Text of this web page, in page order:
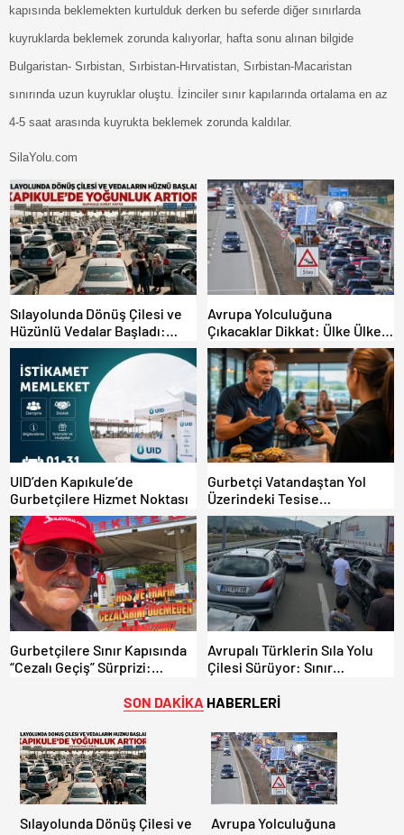
kapısında beklemekten kurtulduk derken bu seferde diğer sınırlarda
kuyruklarda beklemek zorunda kalıyorlar, hafta sonu alınan bilgide
Bulgaristan- Sırbistan, Sırbistan-Hırvatistan, Sırbistan-Macaristan
sınırında uzun kuyruklar oluştu. İzinciler sınır kapılarında ortalama en az
4-5 saat arasında kuyrukta beklemek zorunda kaldılar.
SilaYolu.com
Sılayolunda Dönüş Çilesi ve
Hüzünlü Vedalar Başladı:
Kapıkule’de Yoğunluk Artıyor!
Avrupa Yolculuğuna
Çıkacaklar Dikkat: Ülke Ülke
Güncel Trafik Kuralları,
Avrupa Otoyol Hız Limitleri
UID’den Kapıkule’de
Gurbetçilere Hizmet Noktası
Gurbetçi Vatandaştan Yol
Üzerindeki Tesise
Dolandırıcılık İddiası:
“Hesabınızı Mutlaka Kontrol
Edin”
Gurbetçilere Sınır Kapısında
“Cezalı Geçiş” Sürprizi:
Avrupalı Türklerin Sıla Yolu
Çilesi Sürüyor: Sınır
Bekleyiş
SON DAKİKA HABERLERİ
Sılayolunda Dönüş Çilesi ve
Avrupa Yolculuğuna